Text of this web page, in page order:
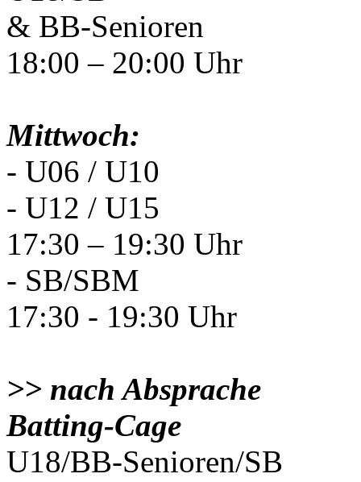
& BB-Senioren
18:00 – 20:00 Uhr
Mittwoch:
- U06 / U10
- U12 / U15
17:30 – 19:30 Uhr
- SB/SBM
17:30 - 19:30 Uhr
>> nach Absprache
Batting-Cage
U18/BB-Senioren/SB